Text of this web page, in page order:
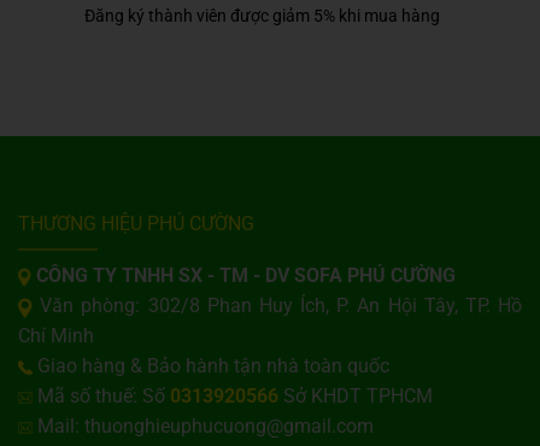
Đăng ký thành viên được giảm 5% khi mua hàng
THƯƠNG HIỆU PHÚ CƯỜNG
CÔNG TY TNHH SX - TM - DV SOFA PHÚ CƯỜNG
Văn phòng: 302/8 Phan Huy Ích, P. An Hội Tây, TP. Hồ
Chí Minh
Giao hàng & Bảo hành tận nhà toàn quốc
Mã số thuế: Số 0313920566 Sở KHDT TPHCM
Mail: thuonghieuphucuong@gmail.com